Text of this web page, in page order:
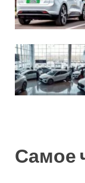
Самое